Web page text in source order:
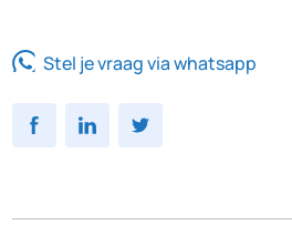
Stel je vraag via whatsapp